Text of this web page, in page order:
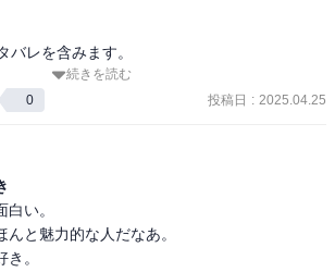
璧にリンクさせていて頭を抱えてしまう。
編よりも好きかもしれない。ハロちゃんの
れないの…？勘弁してー。
バレを含みます。
てしまう。
理由づけも
の日常を垣間見る
的な読み味だった。
続きを読む
0 投稿日 : 2025.04.25
い。
と魅力的な人だなあ。
。